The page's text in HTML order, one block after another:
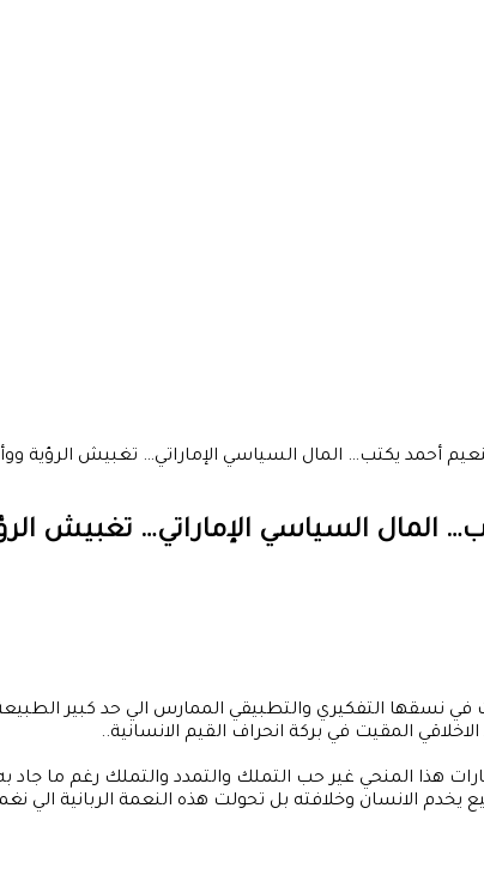
أحمد يكتب… المال السياسي الإماراتي… تغبيش الرؤية
المال السياسي الإماراتي… تغبيش
في نسقها التفكيري والتطبيقي الممارس الي حد كبير
المقيت في بركة انحراف القيم الانسانية..
هذا المنحي غير حب التملك والتمدد والتملك رغم ما
يخدم الانسان وخلافته بل تحولت هذه النعمة الربانية